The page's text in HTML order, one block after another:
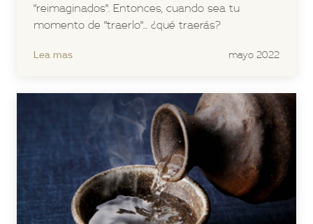
"reimaginados". Entonces, cuando sea tu
momento de "traerlo"... ¿qué traerás?
Lea mas mayo 2022